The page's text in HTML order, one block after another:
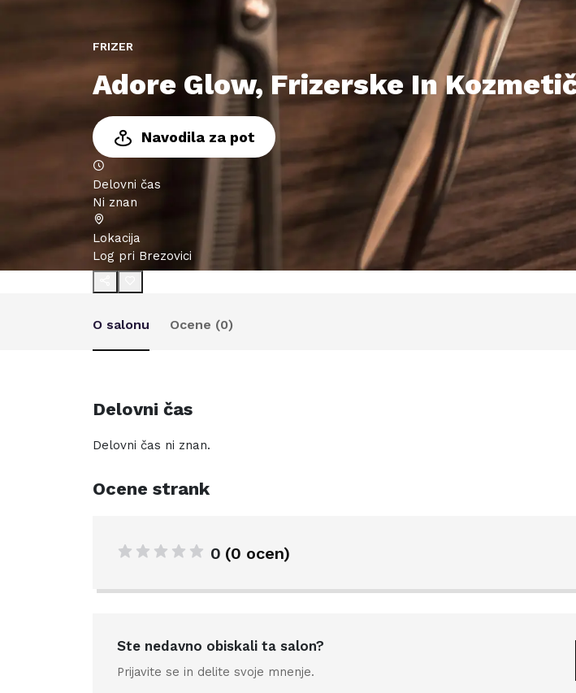
FRIZER
Adore Glow, Frizerske In
Navodila za pot
Delovni čas
Ni znan
Lokacija
Log pri Brezovici
O salonu Ocene (0)
Delovni čas
Delovni čas ni znan.
Ocene strank
0 (0 ocen)
Ste nedavno obiskali ta salon?
Prijavite se in delite svoje mnenje.